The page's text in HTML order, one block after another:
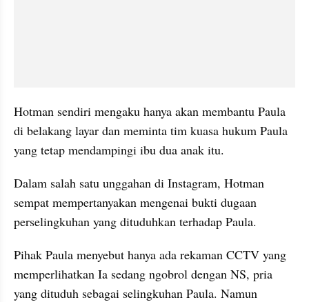
Hotman sendiri mengaku hanya akan membantu Paula
di belakang layar dan meminta tim kuasa hukum Paula
yang tetap mendampingi ibu dua anak itu.
Dalam salah satu unggahan di Instagram, Hotman
sempat mempertanyakan mengenai bukti dugaan
perselingkuhan yang dituduhkan terhadap Paula.
Pihak Paula menyebut hanya ada rekaman CCTV yang
memperlihatkan Ia sedang ngobrol dengan NS, pria
yang dituduh sebagai selingkuhan Paula. Namun